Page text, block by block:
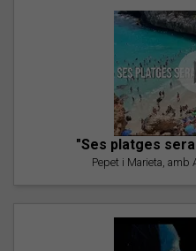
"Ses platges
Pepet i Marieta, amb